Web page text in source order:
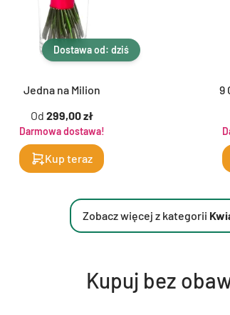
Dostawa od: dziś
Jedna na Milion
Od 299,00 zł
Darmowa dostawa!
Kup teraz
9
Zobacz więcej z kategorii
Kupuj bez